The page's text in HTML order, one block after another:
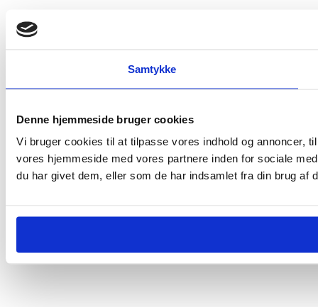
Samtykke
Denne hjemmeside bruger cookies
Vi bruger cookies til at tilpasse vores indhold og annoncer,
vores hjemmeside med vores partnere inden for sociale
du har givet dem, eller som de har indsamlet fra din brug af